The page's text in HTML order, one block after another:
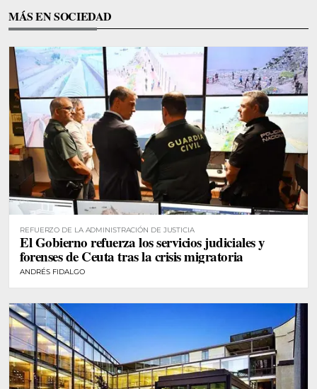
MÁS EN SOCIEDAD
REFUERZO DE LA ADMINISTRACIÓN DE JUSTICIA
El Gobierno refuerza los servicios judiciales y
forenses de Ceuta tras la crisis migratoria
ANDRÉS FIDALGO